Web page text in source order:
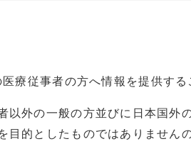
医療従事者の方へ情報を提供す
以外の一般の方並びに 日本国外
目的としたものではありません